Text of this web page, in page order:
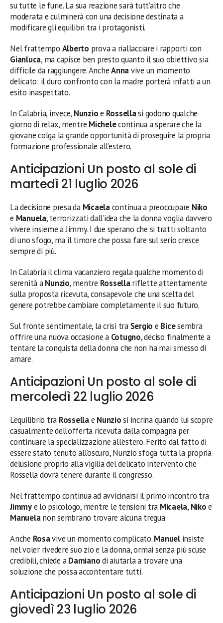
su tutte le furie. La sua reazione sarà tutt’altro che
moderata e culminerà con una decisione destinata a
modificare gli equilibri tra i protagonisti.
Nel frattempo Alberto prova a riallacciare i rapporti con
Gianluca, ma capisce ben presto quanto il suo obiettivo sia
difficile da raggiungere. AncheAnnavive un momento
delicato: il duro confronto con la madre porterà infatti a un
esito inaspettato.
In Calabria, invece, Nunzioe Rossellasi godono qualche
giorno di relax, mentre Michelecontinua a sperare che la
giovane colga la grande opportunità di proseguire la propria
formazione professionale all’estero.
Anticipazioni Un posto al sole di
martedì 21 luglio 2026
La decisione presa da Micaelacontinua a preoccupare Niko
e Manuela, terrorizzati dall’idea che la donna voglia davvero
vivere insieme a Jimmy. I due sperano che si tratti soltanto
di uno sfogo, ma il timore che possa fare sul serio cresce
sempre di più.
In Calabria il clima vacanziero regala qualche momento di
serenità aNunzio, mentre Rossellariflette attentamente
sulla proposta ricevuta, consapevole che una scelta del
genere potrebbe cambiare completamente il suo futuro.
Sul fronte sentimentale, la crisi tra Sergio e Bicesembra
offrire una nuova occasione a Cotugno, deciso finalmente a
tentare la conquista della donna che non ha mai smesso di
amare.
Anticipazioni Un posto al sole di
mercoledì 22 luglio 2026
L’equilibrio tra Rossellae Nunziosi incrina quando lui scopre
casualmente dell’offerta ricevuta dalla compagna per
continuare la specializzazione all’estero. Ferito dal fatto di
essere stato tenuto all’oscuro, Nunzio sfoga tutta la propria
delusione proprio alla vigilia del delicato intervento che
Rossella dovrà tenere durante il congresso.
Nel frattempo continua ad avvicinarsi il primo incontro tra
Jimmye lo psicologo, mentre le tensioni tra Micaela, Nikoe
Manuelanon sembrano trovare alcuna tregua.
Anche Rosavive un momento complicato.Manuelinsiste
nel voler rivedere suo zio e la donna, ormai senza più scuse
credibili, chiede aDamianodi aiutarla a trovare una
soluzione che possa accontentare tutti.
Anticipazioni Un posto al sole di
giovedì 23 luglio 2026